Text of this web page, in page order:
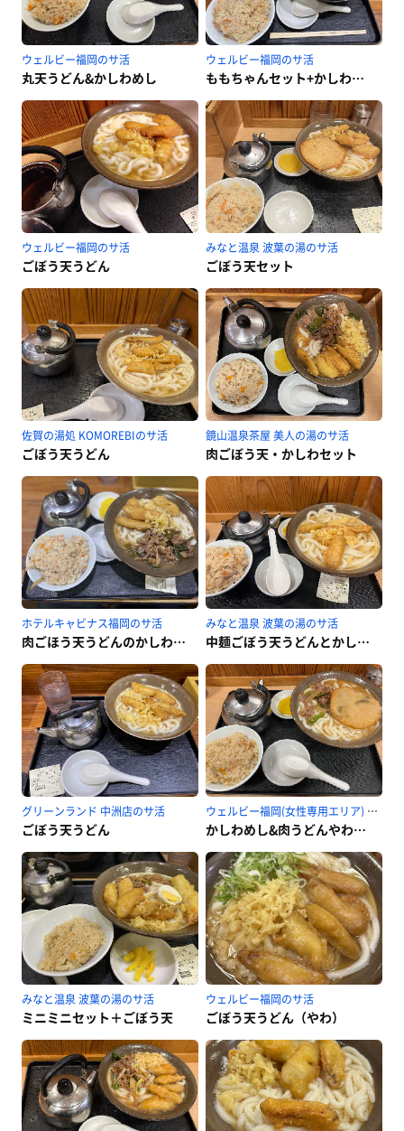
ウェルビー福岡のサ活
丸天うどん&かしわめし
ウェルビー福岡のサ活
ももちゃんセット+かしわご飯+ごぼてん
ウェルビー福岡のサ活
ごぼう天うどん
みなと温泉 波葉の湯のサ活
ごぼう天セット
佐賀の湯処 KOMOREBIのサ活
ごぼう天うどん
鏡山温泉茶屋 美人の湯のサ活
肉ごぼう天・かしわセット
ホテルキャビナス福岡のサ活
肉ごほう天うどんのかしわ飯セット
みなと温泉 波葉の湯のサ活
中麺ごぼう天うどんとかしわごはん
グリーンランド 中洲店のサ活
ごぼう天うどん
ウェルビー福岡(女性専用エリア) ※旧SaunaLab Fukuokaのサ活
かしわめし&肉うどんやわ丸天プラス
みなと温泉 波葉の湯のサ活
ミニミニセット＋ごぼう天
ウェルビー福岡のサ活
ごぼう天うどん（やわ）